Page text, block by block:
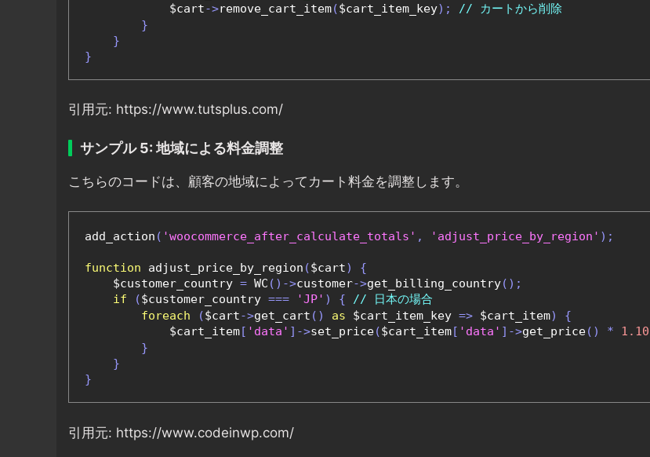
            $cart
->remove_cart_item($cart_item_key);
// カートから削除
}
}
}
引用元: https://www.tutsplus.com/
サンプル 5: 地域による料金調整
こちらのコードは、顧客の地域によってカート料金を調整します。
add_action ( 'woocommerce_after_calculate_totals' , 'adjust_price_by_region' );
function adjust_price_by_region ($cart)
{
    $customer_country
= WC ()->customer->get_billing_country();
if
($customer_country === 'JP' ) {
// 日本の場合
foreach
($cart->get_cart () as $cart_item_key => $cart_item)
{
            $cart_item
[ 'data' ]->set_price($cart_item [ 'data' ]->get_price() * 1.10
}
}
}
引用元: https://www.codeinwp.com/